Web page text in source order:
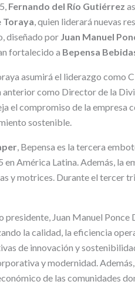
Fernando del Río Gutiérrez
Toraya, quien liderará nuevas
diseñado por Juan Manuel
fortalecido a Bepensa
asumirá el liderazgo como
como Director de la
el compromiso de la empresa
sostenible.
, Bepensa es la tercera
América Latina. Además, la
y motrices. Durante el tercer
Juan Manuel Ponce
la calidad, la eficiencia
de innovación y
y modernidad.
de las comunidades